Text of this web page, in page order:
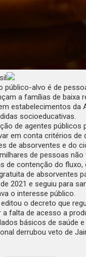
público-alvo é de
a famílias de
estabelecimentos da
socioeducativas.
de agentes públicos
em conta critérios de
de absorventes e do
de pessoas
de contenção do fluxo,
de absorventes
2021 e seguiu para
o interesse público.
o decreto que
falta de acesso a
básicos de saúde
derrubou veto de